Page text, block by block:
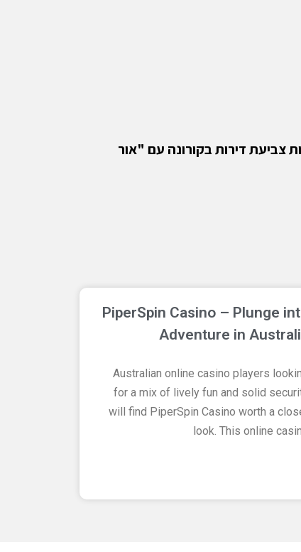
צביעת דירות בקורונה עם "אור
PiperSpin Casino – Plunge
Adventure in
Australian online casino players
for a mix of lively fun and solid
will find PiperSpin Casino worth a
look. This online